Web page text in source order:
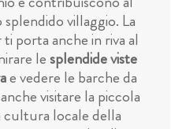
villaggio. La
porta anche in riva al
lesplendide viste
e vedere le barche da
visitare la piccola
cultura locale della